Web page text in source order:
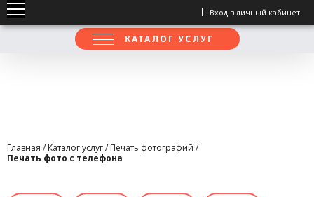
Вход в личный кабинет
КАТАЛОГ УСЛУГ
Главная / Каталог услуг/ Печать фотографий /
Печать фото с телефона